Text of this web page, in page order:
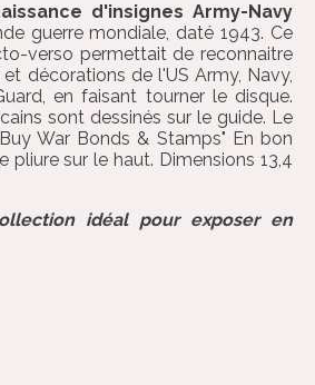
d'insignes Army-Navy
guerre mondiale, daté 1943. Ce
verso permettait de reconnaitre
décorations de l'US Army, Navy,
en faisant tourner le disque.
sont dessinés sur le guide. Le
War Bonds & Stamps" En bon
pliure sur le haut. Dimensions 13,4
idéal pour exposer en